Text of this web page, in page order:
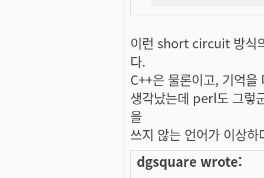
이런 short circuit 방식
다.
C++은 물론이고, 기억
생각났는데 perl도 그렇
을
쓰지 않는 언어가 이상
dgsquare wrote: